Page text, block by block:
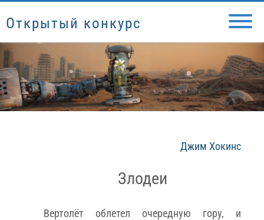
Открытый конкурс
Джим Хокинс
Злодеи
Вертолёт облетел очередную гору, и